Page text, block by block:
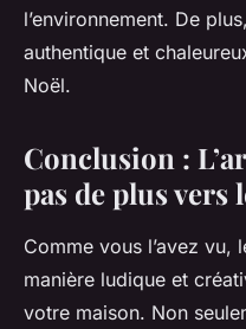
l’environnement. De
authentique et
Noël.
Conclusion :
pas de plus vers
Comme vous l’avez vu,
manière ludique et
votre maison. Non